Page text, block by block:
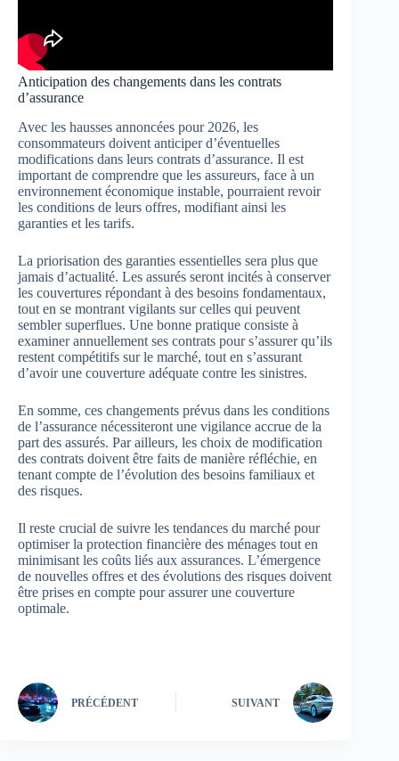
Anticipation des changements dans les contrats
d’assurance
Avec les hausses annoncées pour 2026, les
consommateurs doivent anticiper d’éventuelles
modifications dans leurs contrats d’assurance. Il est
important de comprendre que les assureurs, face à un
environnement économique instable, pourraient revoir
les conditions de leurs offres, modifiant ainsi les
garanties et les tarifs.
La priorisation des garanties essentielles sera plus que
jamais d’actualité. Les assurés seront incités à conserver
les couvertures répondant à des besoins fondamentaux,
tout en se montrant vigilants sur celles qui peuvent
sembler superflues. Une bonne pratique consiste à
examiner annuellement ses contrats pour s’assurer qu’ils
restent compétitifs sur le marché, tout en s’assurant
d’avoir une couverture adéquate contre les sinistres.
En somme, ces changements prévus dans les conditions
de l’assurance nécessiteront une vigilance accrue de la
part des assurés. Par ailleurs, les choix de modification
des contrats doivent être faits de manière réfléchie, en
tenant compte de l’évolution des besoins familiaux et
des risques.
Il reste crucial de suivre les tendances du marché pour
optimiser la protection financière des ménages tout en
minimisant les coûts liés aux assurances. L’émergence
de nouvelles offres et des évolutions des risques doivent
être prises en compte pour assurer une couverture
optimale.
PRÉCÉDENT SUIVANT